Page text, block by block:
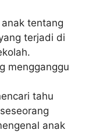
tentang
terjadi di
mengganggu
tahu
anak